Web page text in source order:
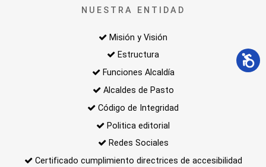
NUESTRA ENTIDAD
Misión y Visión
Estructura
Funciones Alcaldía
Alcaldes de Pasto
Código de Integridad
Politica editorial
Redes Sociales
Certificado cumplimiento directrices de accesibilidad